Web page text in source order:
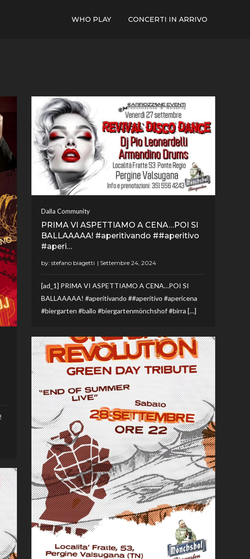
WHO PLAY CONCERTI IN ARRIVO
Dalla Community
PRIMA VI ASPETTIAMO A CENA…POI SI
BALLAAAAA! #aperitivando ##aperitivo
#aperi…
by: stefano biagetti
[ad_1] PRIMA VI ASPETTIAMO A CENA…POI SI
BALLAAAAA! #aperitivando ##aperitivo #apericena
#biergarten #ballo #biergartenmönchshof #birra […]